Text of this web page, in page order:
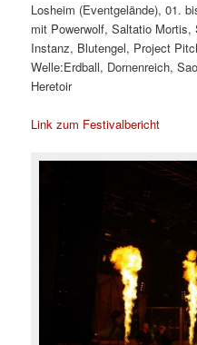
Losheim (Eventgelände), 01.
mit Powerwolf, Saltatio
Instanz, Blutengel, Project
Welle:Erdball, Dornenreich,
Heretoir
Link zum Festivalbericht